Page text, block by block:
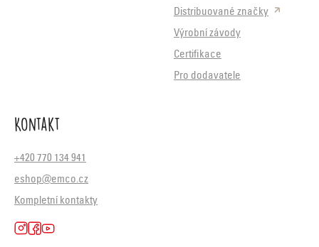
Distribuované značky
Výrobní závody
Certifikace
Pro dodavatele
Kontakt
+420 770 134 941
eshop@emco.cz
Kompletní kontakty